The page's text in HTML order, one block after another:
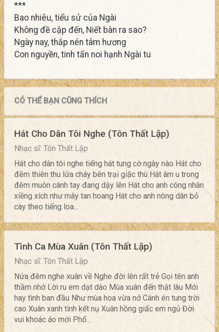
***
Bao nhiêu, tiểu sử của Ngài
Không đề cập đến, Niết bàn ra sao?
Ngày nay, thắp nén tâm hương
Con nguyền, tinh tấn noi hạnh Ngài tu
CÓ THỂ BẠN CŨNG THÍCH
Hát Cho Dân Tôi Nghe (Tôn Thất Lập)
Nhạc sĩ: Tôn Thất Lập
Hát cho dân tôi nghe tiếng hát tung cờ ngày nào Hát cho
đêm thiên thu lửa cháy bên trại giặc thù Hát âm u trong
đêm muôn cánh tay đang dậy lên Hát cho anh công nhân
xiềng xích như mây tan hoang Hát cho anh nông dân bỏ
cày theo tiếng loa...
Tình Ca Mùa Xuân (Tôn Thất Lập)
Nhạc sĩ: Tôn Thất Lập
Nửa đêm nghe xuân về Nghe đời lên rất trẻ Gọi tên anh
thầm nhớ Lời ru em dạt dào Mùa xuân đến thật lâu Mới
hay tình ban đầu Như mùa hoa vừa nở Cánh én tung trời
cao Xuân xanh tình kết nụ Xuân hồng giấc em ngủ Đời
vui khoác áo mới Phố...